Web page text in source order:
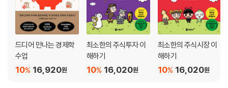
연봉은 올랐는데 왜 작년보다 쪼들릴까: 인플레이션이라는 벽
저축할까, 투자할까: 물가 상승에 대처하는 생존법
인플레 파이터, 폴 볼커: 금리를 올려서 경제를 안정시키는 원리
자유방임주의는 과연 최선인가: 고전파 경제학의 이론
레이거노믹스는 성공했는가: 공급 중시 경제학과 래퍼 곡선
드디어 만나는 경제학
수업
16,920원
10%
최소한의 주식투자 이
해하기
16,020원
10%
최소한의 주식시장 이
해하기
16,020원
10%